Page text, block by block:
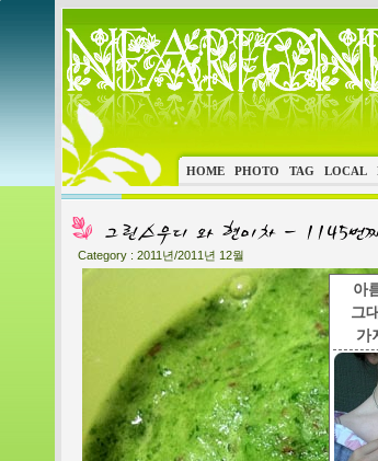
아
그
가
HOME PHOTO TAG LOCAL
Category : 2011년/2011년 12월